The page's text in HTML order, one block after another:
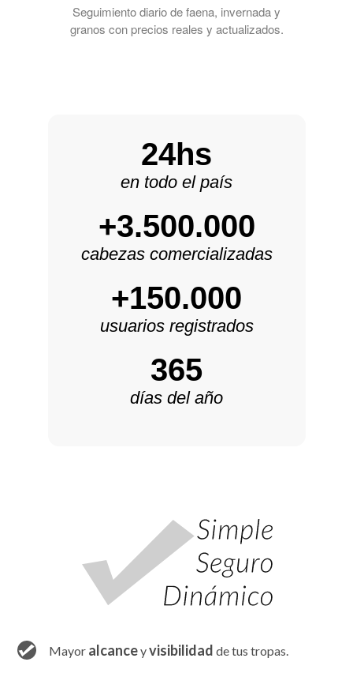
Seguimiento diario de faena, invernada y
granos con precios reales y actualizados.
24hs
en todo el país
+3.500.000
cabezas comercializadas
+150.000
usuarios registrados
365
días del año
Mayor alcanceyvisibilidad de tus tropas.